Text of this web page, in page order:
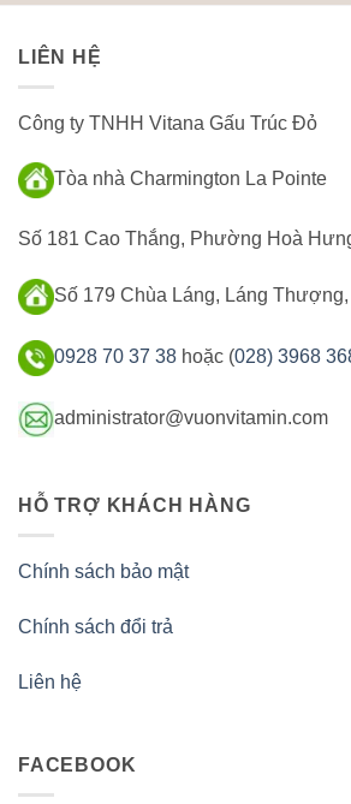
LIÊN HỆ
Công ty TNHH Vitana Gấu Trúc Đỏ
Tòa nhà Charmington La Pointe
Số 181 Cao Thắng, Phường Hoà
Số 179 Chùa Láng, Láng
0928 70 37 38 hoặc (028) 3968
administrator@vuonvitamin.com
HỖ TRỢ KHÁCH HÀNG
Chính sách bảo mật
Chính sách đổi trả
Liên hệ
FACEBOOK